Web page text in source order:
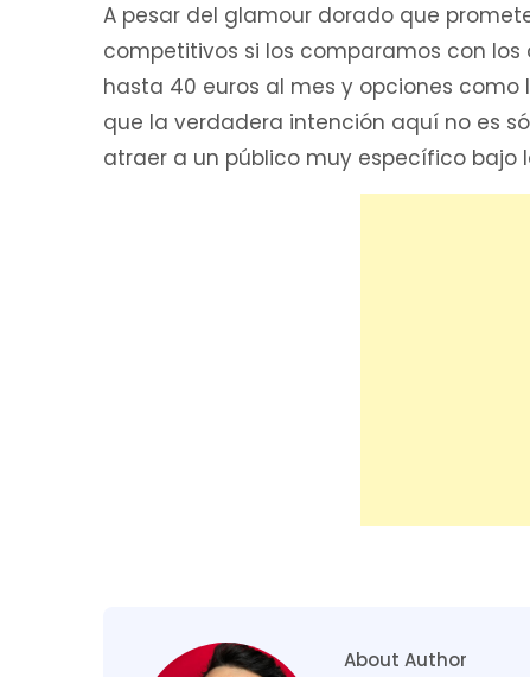
A pesar del glamour dorado que
competitivos si los comparamos con los
hasta 40 euros al mes y opciones
que la verdadera intención aquí no es
atraer a un público muy específico bajo
About Author